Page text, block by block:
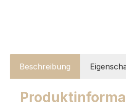
Beschreibung